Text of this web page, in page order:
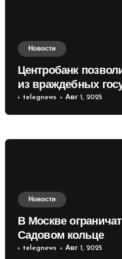
Новости
Центробанк
из враждебных
приобретать валюту
telegnews Авг 1, 2025
Новости
В Москве
Садовом кольце
telegnews Авг 1, 2025